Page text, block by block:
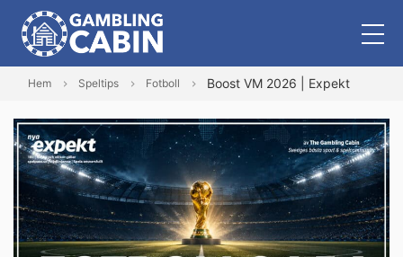
Hem Speltips Fotboll Boost VM 2026 | Expekt